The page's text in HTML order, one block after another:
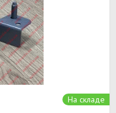
На складе